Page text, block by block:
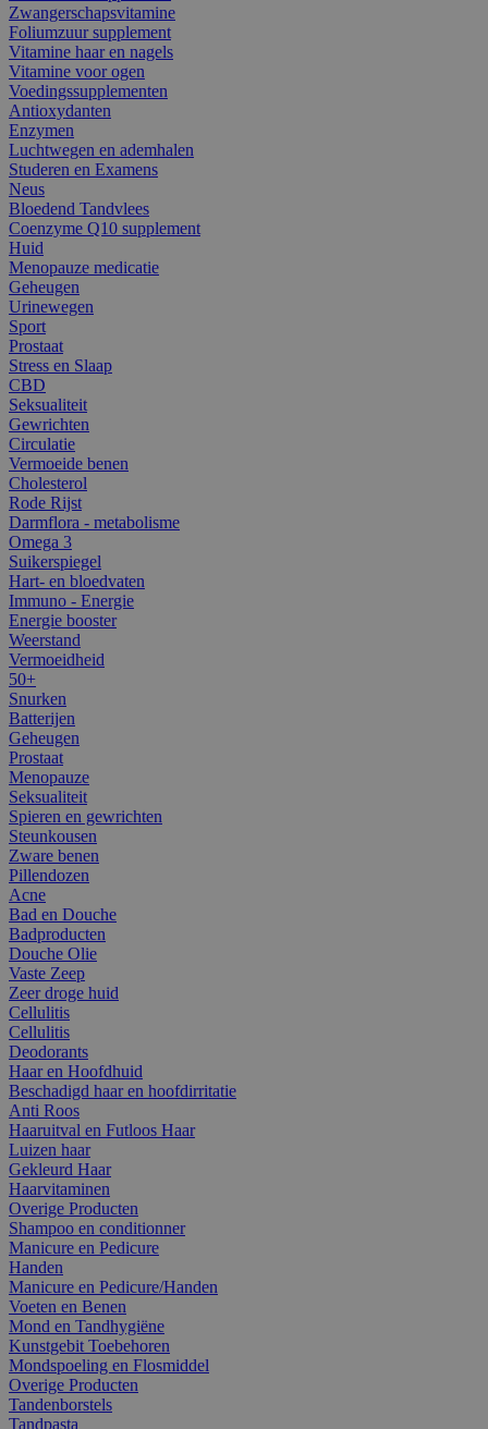
Zwangerschapsvitamine
Foliumzuur supplement
Vitamine haar en nagels
Vitamine voor ogen
Voedingssupplementen
Antioxydanten
Enzymen
Luchtwegen en ademhalen
Studeren en Examens
Neus
Bloedend Tandvlees
Coenzyme Q10 supplement
Huid
Menopauze medicatie
Geheugen
Urinewegen
Sport
Prostaat
Stress en Slaap
CBD
Seksualiteit
Gewrichten
Circulatie
Vermoeide benen
Cholesterol
Rode Rijst
Darmflora - metabolisme
Omega 3
Suikerspiegel
Hart- en bloedvaten
Immuno - Energie
Energie booster
Weerstand
Vermoeidheid
50+
Snurken
Batterijen
Geheugen
Prostaat
Menopauze
Seksualiteit
Spieren en gewrichten
Steunkousen
Zware benen
Pillendozen
Acne
Bad en Douche
Badproducten
Douche Olie
Vaste Zeep
Zeer droge huid
Cellulitis
Cellulitis
Deodorants
Haar en Hoofdhuid
Beschadigd haar en hoofdirritatie
Anti Roos
Haaruitval en Futloos Haar
Luizen haar
Gekleurd Haar
Haarvitaminen
Overige Producten
Shampoo en conditionner
Manicure en Pedicure
Handen
Manicure en Pedicure/Handen
Voeten en Benen
Mond en Tandhygiëne
Kunstgebit Toebehoren
Mondspoeling en Flosmiddel
Overige Producten
Tandenborstels
Tandpasta